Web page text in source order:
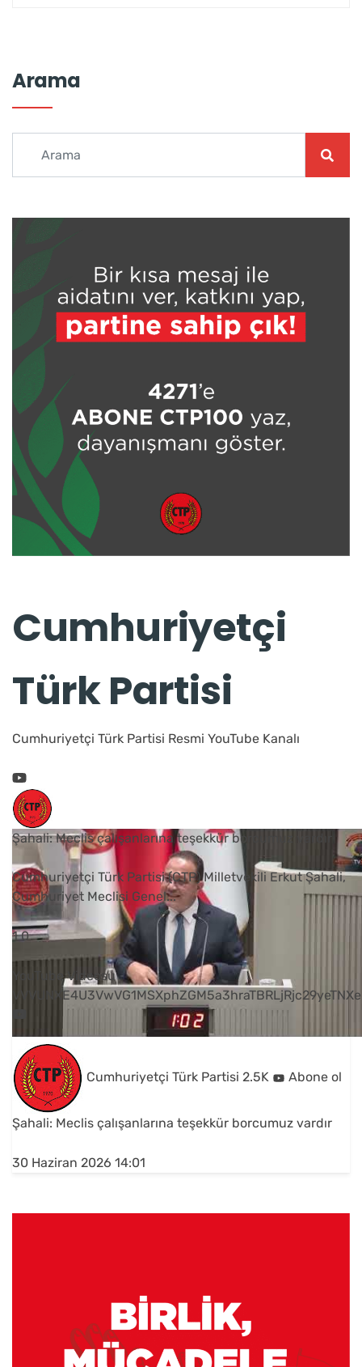
Arama
Cumhuriyetçi
Türk Partisi
Cumhuriyetçi Türk Partisi Resmi YouTube Kanalı
Şahali: Meclis çalışanlarına teşekkür borcumuz vardır
Cumhuriyetçi Türk Partisi (CTP) Milletvekili Erkut Şahali,
Cumhuriyet Meclisi Genel...
1 0
YouTube Videosu
Cumhuriyetçi Türk Partisi 2.5K Abone ol
Şahali: Meclis çalışanlarına teşekkür borcumuz vardır
30 Haziran 2026 14:01